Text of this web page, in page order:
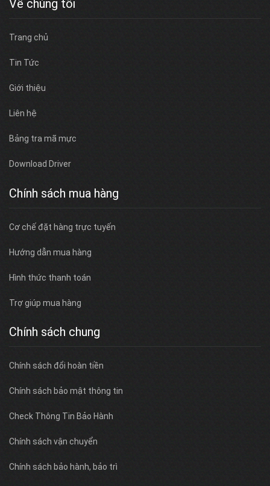
Về chúng tôi
Trang chủ
Tin Tức
Giới thiệu
Liên hệ
Bảng tra mã mực
Download Driver
Chính sách mua hàng
Cơ chế đặt hàng trực tuyến
Hướng dẫn mua hàng
Hình thức thanh toán
Trợ giúp mua hàng
Chính sách chung
Chính sách đổi hoàn tiền
Chính sách bảo mật thông tin
Check Thông Tin Bảo Hành
Chính sách vận chuyển
Chính sách bảo hành, bảo trì